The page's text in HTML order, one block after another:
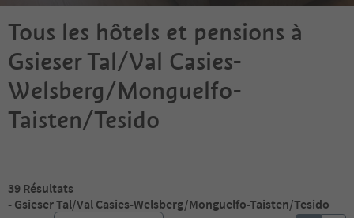
Tous les hôtels et pensions à
Gsieser Tal/Val Casies-
Welsberg/Monguelfo-
Taisten/Tesido
39 Résultats
- Gsieser Tal/Val Casies-Welsberg/Monguelfo-Taisten/Tesido